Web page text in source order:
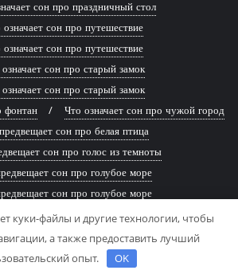
сон про праздничный стол
означает сон про путешествие
означает сон про путешествие
сон про старый замок
сон про старый замок
фонтан
Что означает сон про чужой город
сон про белая птица
сон про голос из темноты
сон про голубое море
сон про голубое море
сон про древняя книга
сон про живописная река
сон про заброшенный дом
куки-файлы и другие технологии, чтобы
а также предоставить лучший
опыт.
OK